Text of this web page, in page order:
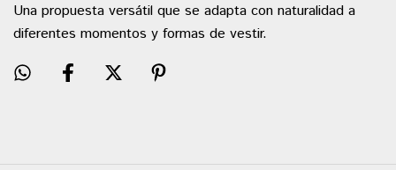
Una propuesta versátil que se adapta con naturalidad a
diferentes momentos y formas de vestir.